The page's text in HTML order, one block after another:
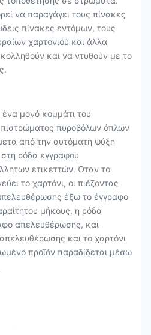
να παραγάγει τους πίνακες
πίνακες εντόμων, τους
χαρτονιού και άλλα
και να ντυθούν με το
μονό κομμάτι του
πυροβόλων όπλων
από την αυτόματη ψύξη
ρόδα εγγράφου
ετικεττών. Όταν το
το χαρτόνι, οι πιέζοντας
έξω το έγγραφο
μήκους, η ρόδα
απελευθέρωσης, και
και το χαρτόνι
προϊόν παραδίδεται μέσω